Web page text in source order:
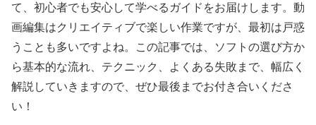
て、初心者でも安心して学べるガイドをお届けします。動
画編集はクリエイティブで楽しい作業ですが、最初は戸惑
うことも多いですよね。この記事では、ソフトの選び方か
ら基本的な流れ、テクニック、よくある失敗まで、幅広く
解説していきますので、ぜひ最後までお付き合いくださ
い！